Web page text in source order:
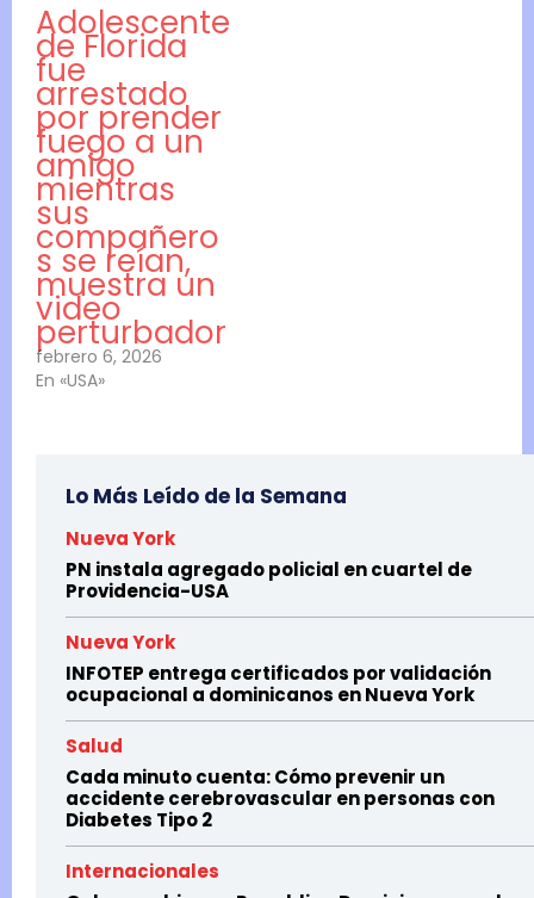
Adolescente
de Florida
fue
arrestado
por prender
fuego a un
amigo
mientras
sus
compañero
s se reían,
muestra un
video
perturbador
febrero 6, 2026
En «USA»
Lo Más Leído de la Semana
Nueva York
PN instala agregado policial en cuartel de
Providencia-USA
Nueva York
INFOTEP entrega certificados por validación
ocupacional a dominicanos en Nueva York
Salud
Cada minuto cuenta: Cómo prevenir un
accidente cerebrovascular en personas con
Diabetes Tipo 2
Internacionales